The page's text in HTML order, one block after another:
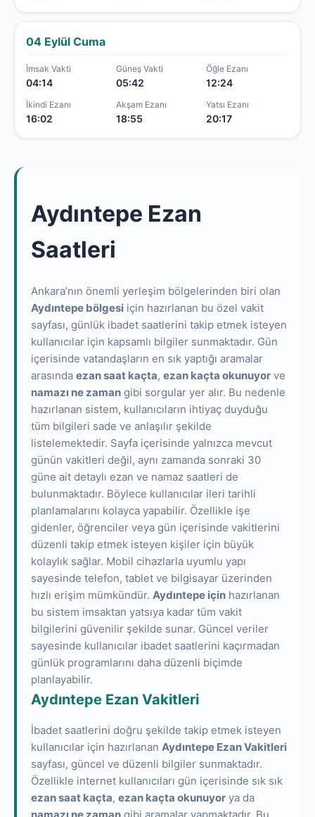
04 Eylül Cuma
İmsak Vakti
04:14
Güneş Vakti
05:42
Öğle Ezanı
12:24
İkindi Ezanı
16:02
Akşam Ezanı
18:55
Yatsı Ezanı
20:17
Aydıntepe Ezan
Saatleri
Ankara’nın önemli yerleşim bölgelerinden biri olan
Aydıntepe bölgesi için hazırlanan bu özel vakit
sayfası, günlük ibadet saatlerini takip etmek isteyen
kullanıcılar için kapsamlı bilgiler sunmaktadır. Gün
içerisinde vatandaşların en sık yaptığı aramalar
arasında ezan saat kaçta, ezan kaçta okunuyor ve
namazı ne zaman gibi sorgular yer alır. Bu nedenle
hazırlanan sistem, kullanıcıların ihtiyaç duyduğu
tüm bilgileri sade ve anlaşılır şekilde
listelemektedir. Sayfa içerisinde yalnızca mevcut
günün vakitleri değil, aynı zamanda sonraki 30
güne ait detaylı ezan ve namaz saatleri de
bulunmaktadır. Böylece kullanıcılar ileri tarihli
planlamalarını kolayca yapabilir. Özellikle işe
gidenler, öğrenciler veya gün içerisinde vakitlerini
düzenli takip etmek isteyen kişiler için büyük
kolaylık sağlar. Mobil cihazlarla uyumlu yapı
sayesinde telefon, tablet ve bilgisayar üzerinden
hızlı erişim mümkündür. Aydıntepe için hazırlanan
bu sistem imsaktan yatsıya kadar tüm vakit
bilgilerini güvenilir şekilde sunar. Güncel veriler
sayesinde kullanıcılar ibadet saatlerini kaçırmadan
günlük programlarını daha düzenli biçimde
planlayabilir.
Aydıntepe Ezan Vakitleri
İbadet saatlerini doğru şekilde takip etmek isteyen
kullanıcılar için hazırlanan Aydıntepe Ezan Vakitleri
sayfası, güncel ve düzenli bilgiler sunmaktadır.
Özellikle internet kullanıcıları gün içerisinde sık sık
ezan saat kaçta, ezan kaçta okunuyor ya da